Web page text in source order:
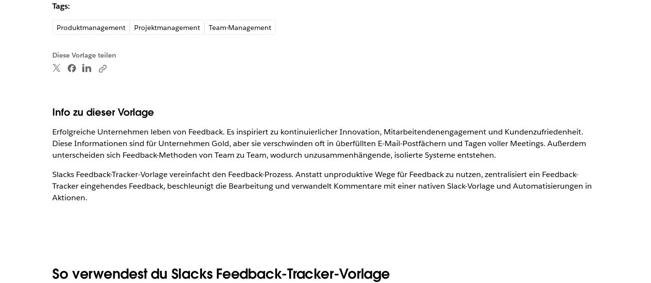
Tags:
Produktmanagement Projektmanagement Team-Management
Diese Vorlage teilen
Info zu dieser Vorlage
Erfolgreiche Unternehmen leben von Feedback. Es inspiriert zu kontinuierlicher Innovation, Mitarbeitendenengagement und Kundenzufriedenheit.
Diese Informationen sind für Unternehmen Gold, aber sie verschwinden oft in überfüllten E-Mail-Postfächern und Tagen voller Meetings. Außerdem
unterscheiden sich Feedback-Methoden von Team zu Team, wodurch unzusammenhängende, isolierte Systeme entstehen.
Slacks Feedback-Tracker-Vorlage vereinfacht den Feedback-Prozess. Anstatt unproduktive Wege für Feedback zu nutzen, zentralisiert ein Feedback-
Tracker eingehendes Feedback, beschleunigt die Bearbeitung und verwandelt Kommentare mit einer nativen Slack-Vorlage und Automatisierungen in
Aktionen.
So verwendest du Slacks Feedback-Tracker-Vorlage